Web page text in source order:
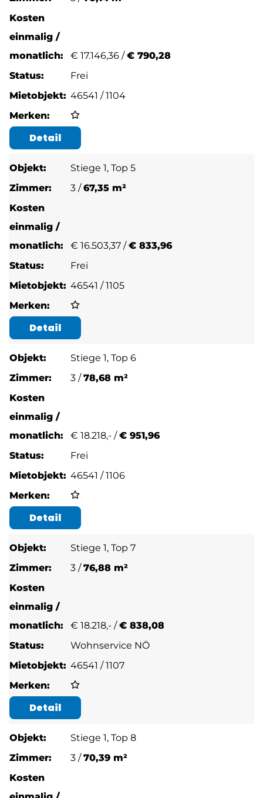
€ 17.146,36 /€ 790,28
Frei
46541 / 1104
Detail
Stiege 1, Top 5
3 /67,35 m²
€ 16.503,37 /€ 833,96
Frei
46541 / 1105
Detail
Stiege 1, Top 6
3 /78,68 m²
€ 18.218,- /€ 951,96
Frei
46541 / 1106
Detail
Stiege 1, Top 7
3 /76,88 m²
€ 18.218,- /€ 838,08
Wohnservice NÖ
46541 / 1107
Detail
Stiege 1, Top 8
3 /70,39 m²